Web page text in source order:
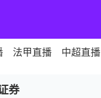
法甲直播 中超直播
券